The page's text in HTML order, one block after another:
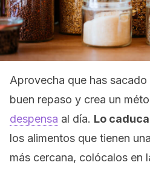
Aprovecha que has
buen repaso y crea un
despensa al día. Lo
los alimentos que tienen
más cercana, colócalos en